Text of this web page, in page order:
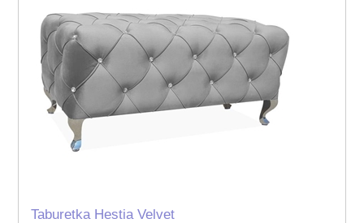
Taburetka Hestia Velvet